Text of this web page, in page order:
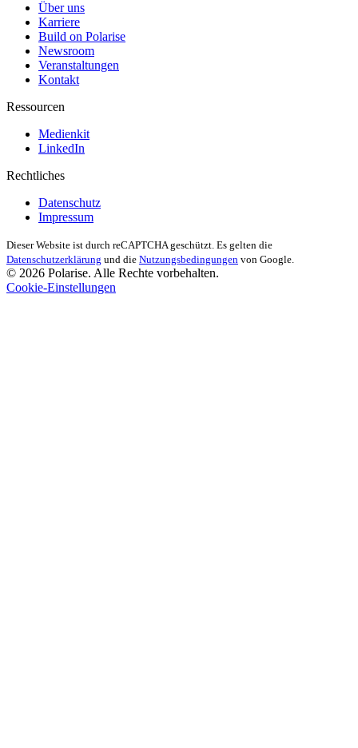
Über uns
Karriere
Build on Polarise
Newsroom
Veranstaltungen
Kontakt
Ressourcen
Medienkit
LinkedIn
Rechtliches
Datenschutz
Impressum
Dieser Website ist durch reCAPTCHA geschützt. Es gelten die
Datenschutzerklärung und die Nutzungsbedingungen von Google.
© 2026 Polarise. Alle Rechte vorbehalten.
Cookie-Einstellungen